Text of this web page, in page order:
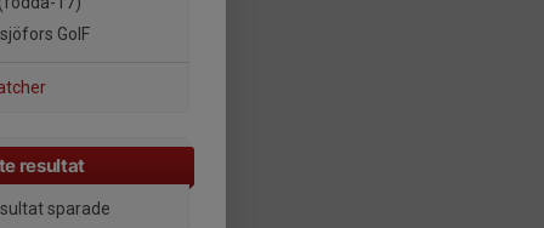
GoIF
resultat
sparade